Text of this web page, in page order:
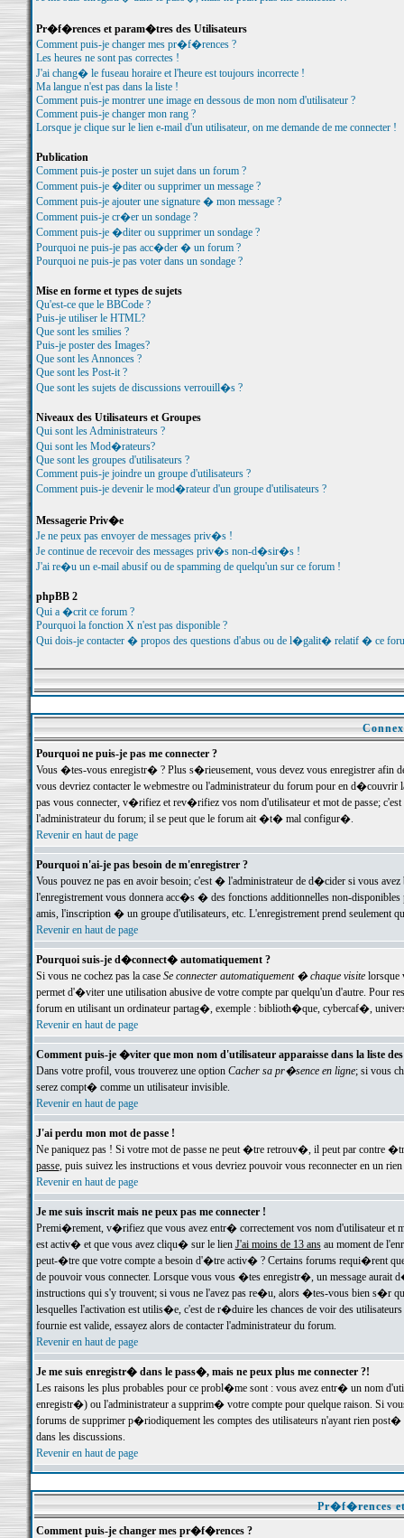
Pr�f�rences et param�tres des Utilisateurs
Comment puis-je changer mes pr�f�rences ?
Les heures ne sont pas correctes !
J'ai chang� le fuseau horaire et l'heure est toujours incorrecte !
Ma langue n'est pas dans la liste !
Comment puis-je montrer une image en dessous de mon nom d'utilisateur ?
Comment puis-je changer mon rang ?
Lorsque je clique sur le lien e-mail d'un utilisateur, on me demande de me connecter !
Publication
Comment puis-je poster un sujet dans un forum ?
Comment puis-je �diter ou supprimer un message ?
Comment puis-je ajouter une signature � mon message ?
Comment puis-je cr�er un sondage ?
Comment puis-je �diter ou supprimer un sondage ?
Pourquoi ne puis-je pas acc�der � un forum ?
Pourquoi ne puis-je pas voter dans un sondage ?
Mise en forme et types de sujets
Qu'est-ce que le BBCode ?
Puis-je utiliser le HTML?
Que sont les smilies ?
Puis-je poster des Images?
Que sont les Annonces ?
Que sont les Post-it ?
Que sont les sujets de discussions verrouill�s ?
Niveaux des Utilisateurs et Groupes
Qui sont les Administrateurs ?
Qui sont les Mod�rateurs?
Que sont les groupes d'utilisateurs ?
Comment puis-je joindre un groupe d'utilisateurs ?
Comment puis-je devenir le mod�rateur d'un groupe d'utilisateurs ?
Messagerie Priv�e
Je ne peux pas envoyer de messages priv�s !
Je continue de recevoir des messages priv�s non-d�sir�s !
J'ai re�u un e-mail abusif ou de spamming de quelqu'un sur ce forum !
phpBB 2
Qui a �crit ce forum ?
Pourquoi la fonction X n'est pas disponible ?
Qui dois-je contacter � propos des questions d'abus ou de l�galit� relatif � ce
Pourquoi ne puis-je pas me connecter ?
Vous �tes-vous enregistr� ? Plus s�rieusement, vous devez vous enregistrer
vous devriez contacter le webmestre ou l'administrateur du forum pour en
pas vous connecter, v�rifiez et rev�rifiez vos nom d'utilisateur et mot de passe;
l'administrateur du forum; il se peut que le forum ait �t� mal configur�.
Revenir en haut de page
Pourquoi n'ai-je pas besoin de m'enregistrer ?
Vous pouvez ne pas en avoir besoin; c'est � l'administrateur de d�cider si vous
l'enregistrement vous donnera acc�s � des fonctions additionnelles non-
amis, l'inscription � un groupe d'utilisateurs, etc. L'enregistrement prend seulement
Revenir en haut de page
Pourquoi suis-je d�connect� automatiquement ?
Si vous ne cochez pas la case Se connecter automatiquement � chaque visitelorsque
permet d'�viter une utilisation abusive de votre compte par quelqu'un d'autre. Pour
forum en utilisant un ordinateur partag�, exemple : biblioth�que, cybercaf�,
Revenir en haut de page
Comment puis-je �viter que mon nom d'utilisateur apparaisse dans la liste
Dans votre profil, vous trouverez une option Cacher sa pr�sence en ligne; si vous
serez compt� comme un utilisateur invisible.
Revenir en haut de page
J'ai perdu mon mot de passe !
Ne paniquez pas ! Si votre mot de passe ne peut �tre retrouv�, il peut par contre
passe, puis suivez les instructions et vous devriez pouvoir vous reconnecter en un rien
Revenir en haut de page
Je me suis inscrit mais ne peux pas me connecter !
Premi�rement, v�rifiez que vous avez entr� correctement vos nom d'utilisateur
est activ� et que vous avez cliqu� sur le lien J'ai moins de 13 ansau moment de
peut-�tre que votre compte a besoin d'�tre activ� ? Certains forums requi�rent
de pouvoir vous connecter. Lorsque vous vous �tes enregistr�, un message aurait
instructions qui s'y trouvent; si vous ne l'avez pas re�u, alors �tes-vous bien s�r
lesquelles l'activation est utilis�e, c'est de r�duire les chances de voir des
fournie est valide, essayez alors de contacter l'administrateur du forum.
Revenir en haut de page
Je me suis enregistr� dans le pass�, mais ne peux plus me connecter ?!
Les raisons les plus probables pour ce probl�me sont : vous avez entr� un nom
enregistr�) ou l'administrateur a supprim� votre compte pour quelque raison. Si
forums de supprimer p�riodiquement les comptes des utilisateurs n'ayant rien
dans les discussions.
Revenir en haut de page
Pr�f�rences
Comment puis-je changer mes pr�f�rences ?